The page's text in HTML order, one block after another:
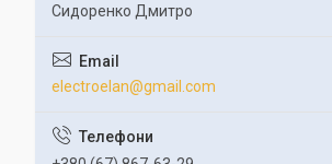
Сидоренко Дмитро
electroelan@gmail.com